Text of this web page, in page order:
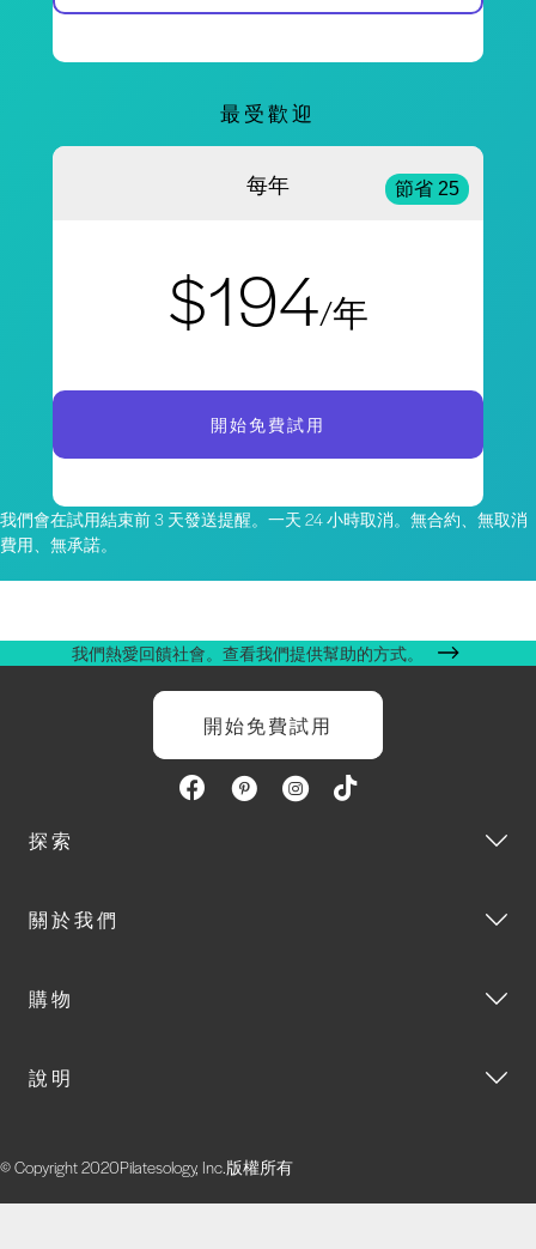
最受歡迎
每年 節省 25
$194/年
開始免費試用
我們會在試用結束前 3 天發送提醒。一天 24 小時取消。無合約、無取消
費用、無承諾。
我們熱愛回饋社會。查看我們提供幫助的方式。
開始免費試用
探索
關於我們
購物
說明
© Copyright 2020Pilatesology, Inc.版權所有